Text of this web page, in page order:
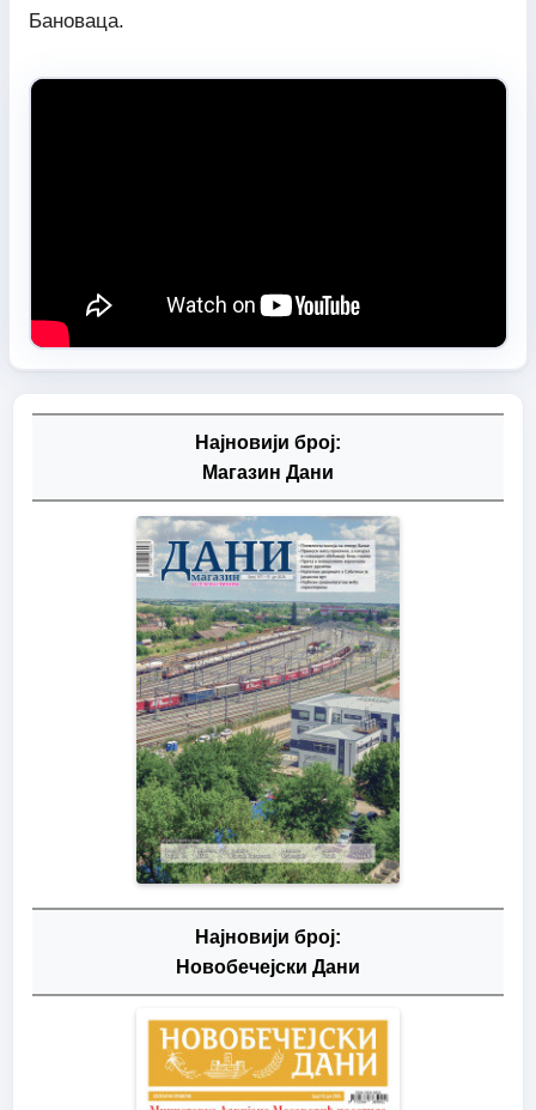
Бановаца.
Најновији број:
Магазин Дани
Најновији број:
Новобечејски Дани